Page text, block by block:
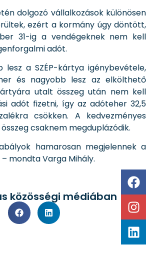
dolgozó vállalkozások különösen
ezért a kormány úgy döntött,
31-ig a vendégeknek nem kell
adót.
a SZÉP-kártya igénybevétele,
és nagyobb lesz az elkölthető
utalt összeg után nem kell
adót fizetni, így az adóteher 32,5
csökken. A kedvezményes
csaknem megduplázódik.
hamarosan megjelennek a
mondta Varga Mihály.
közösségi médiában